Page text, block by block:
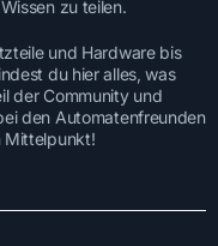
zu teilen.
und Hardware bis
du hier alles, was
der Community und
den Automatenfreunden
Mittelpunkt!